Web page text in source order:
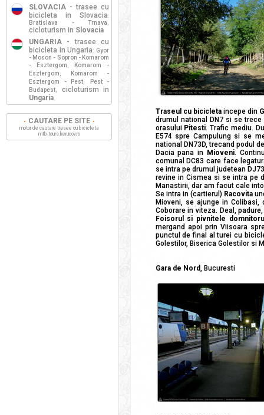
Traseul cu bicicletaincepe din
drumul national DN7 si se
orasului Pitesti. Trafic mediu.
E574 spre Campulung si se
national DN73D, trecand podul
Dacia pana in Mioveni.
comunal DC83 care face
se intra pe drumul judetean
revine in Cismea si se intra pe
Manastirii, dar am facut cale
Se intra in (cartierul) Racovita
Mioveni, se ajunge in
Coborare in viteza. Deal,
Foisorul si pivnitele
mergand apoi prin Viisoara
punctul de final al turei cu
Golestilor, Biserica Golestilor si
Gara de Nord, Bucuresti
SLOVACIA - trasee cu
bicicleta in Slovacia:
Bratislava - Trnava ,
cicloturism in Slovacia
UNGARIA - trasee cu
bicicleta in Ungaria: Gyor
- Moson - Sopron - Komarom
- Esztergom ,
Komarom -
Esztergom ,
Komarom -
Esztergom - Pest,
Pest -
Budapest,
cicloturism in
Ungaria
CAUTARE PE SITE
motor de cautare trasee cu bicicleta
mtb-tours.kerucov.ro